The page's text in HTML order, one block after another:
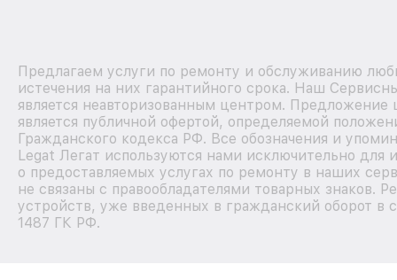
Предлагаем услуги по ремонту и обслуживанию
истечения на них гарантийного срока. Наш
является неавторизованным центром. Предложение
является публичной офертой, определяемой
Гражданского кодекса РФ. Все обозначения и
Legat Легат используются нами исключительно для
о предоставляемых услугах по ремонту в наших
не связаны с правообладателями товарных знаков.
устройств, уже введенных в гражданский оборот в
1487 ГК РФ.